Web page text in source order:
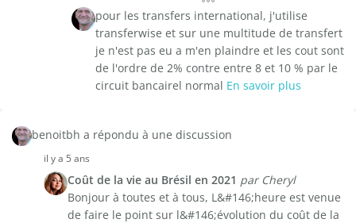
pour les transfers international, j'utilise
transferwise et sur une multitude de transfert
je n'est pas eu a m'en plaindre et les cout sont
de l'ordre de 2% contre entre 8 et 10 % par le
circuit bancairel normal En savoir plus
benoitbh a répondu à une discussion
il y a 5 ans
Coût de la vie au Brésil en 2021 par Cheryl
Bonjour à toutes et à tous, L&#146;heure est venue
de faire le point sur l&#146;évolution du coût de la